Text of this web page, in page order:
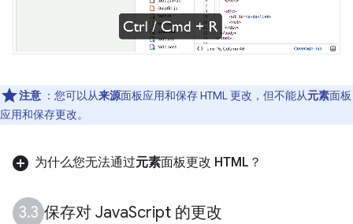
注意 ：您可以从来源面板应用和保存 HTML 更改，但不能从元素面板
应用和保存更改。
为什么您无法通过元素面板更改 HTML？
保存对 JavaScript 的更改